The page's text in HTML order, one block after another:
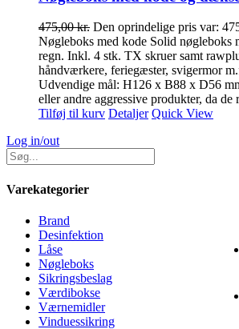
475,00kr. Den oprindelige pris var:
Nøgleboks med kode Solid nøgleboks
regn. Inkl. 4 stk. TX skruer samt
håndværkere, feriegæster, svigermor
Udvendige mål: H126 x B88 x D56
eller andre aggressive produkter, da de
Tilføj til kurv Detaljer Quick View
Log in/out
Varekategorier
Brand
Desinfektion
Låse
Nøgleboks
Sikringsbeslag
Værdibokse
Værnemidler
Vinduessikring